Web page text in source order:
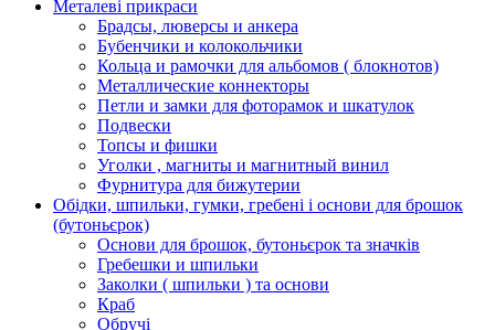
Металеві прикраси
Брадсы, люверсы и анкера
Бубенчики и колокольчики
Кольца и рамочки для альбомов ( блокнотов)
Металлические коннекторы
Петли и замки для фоторамок и шкатулок
Подвески
Топсы и фишки
Уголки , магниты и магнитный винил
Фурнитура для бижутерии
Обідки, шпильки, гумки, гребені і основи для брошок
(бутоньєрок)
Основи для брошок, бутоньєрок та значків
Гребешки и шпильки
Заколки ( шпильки ) та основи
Краб
Обручі